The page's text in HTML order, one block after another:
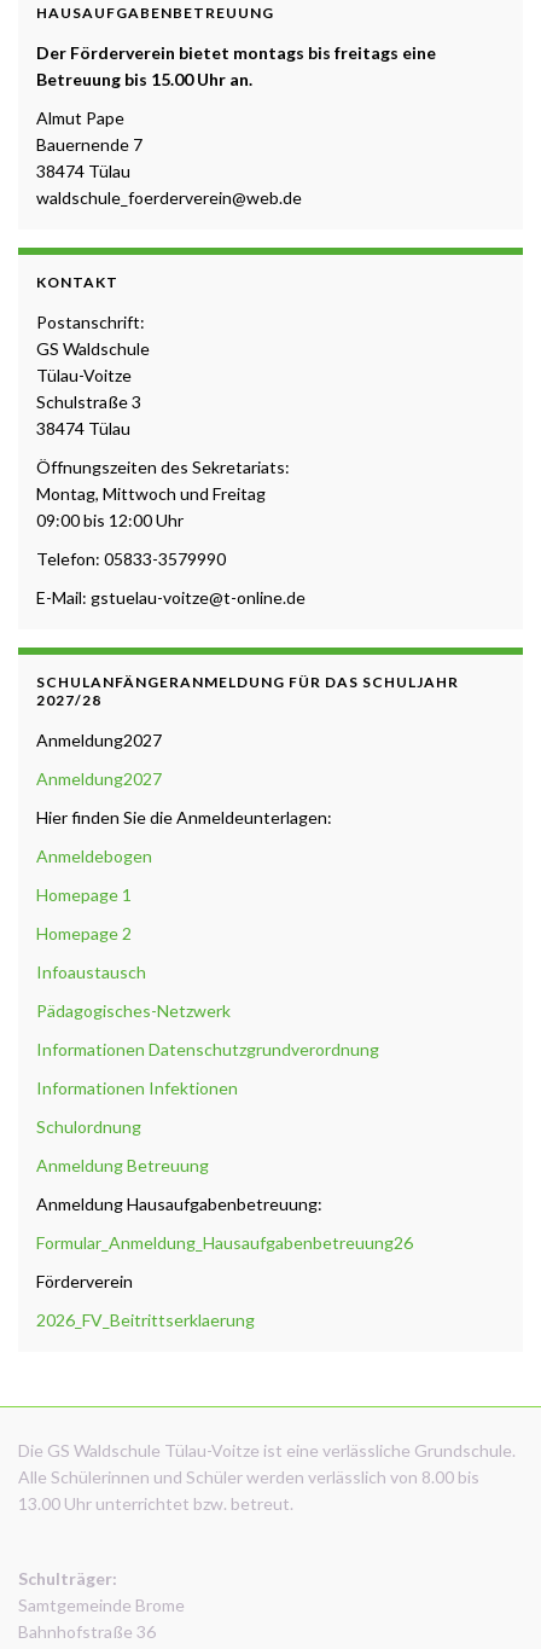
HAUSAUFGABENBETREUUNG
Der Förderverein bietet montags bis freitags eine
Betreuung bis 15.00 Uhr an.
Almut Pape
Bauernende 7
38474 Tülau
waldschule_foerderverein@web.de
KONTAKT
Postanschrift:
GS Waldschule
Tülau-Voitze
Schulstraße 3
38474 Tülau
Öffnungszeiten des Sekretariats:
Montag, Mittwoch und Freitag
09:00 bis 12:00 Uhr
Telefon: 05833-3579990
E-Mail: gstuelau-voitze@t-online.de
SCHULANFÄNGERANMELDUNG FÜR DAS SCHULJAHR
2027/28
Anmeldung2027
Anmeldung2027
Hier finden Sie die Anmeldeunterlagen:
Anmeldebogen
Homepage 1
Homepage 2
Infoaustausch
Pädagogisches-Netzwerk
Informationen Datenschutzgrundverordnung
Informationen Infektionen
Schulordnung
Anmeldung Betreuung
Anmeldung Hausaufgabenbetreuung:
Formular_Anmeldung_Hausaufgabenbetreuung26
Förderverein
2026_FV_Beitrittserklaerung
Die GS Waldschule Tülau-Voitze ist eine verlässliche Grundschule.
Alle Schülerinnen und Schüler werden verlässlich von 8.00 bis
13.00 Uhr unterrichtet bzw. betreut.
Schulträger:
Samtgemeinde Brome
Bahnhofstraße 36